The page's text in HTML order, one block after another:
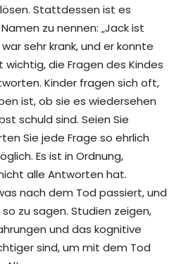
Stattdessen ist es
zu nennen: „Jack ist
sehr krank, und er konnte
wichtig, die Fragen des Kindes
Kinder fragen sich oft,
ist, ob sie es wiedersehen
schuld sind. Seien Sie
Sie jede Frage so ehrlich
Es ist in Ordnung,
alle Antworten hat.
nach dem Tod passiert, und
zu sagen. Studien zeigen,
und das kognitive
sind, um mit dem Tod